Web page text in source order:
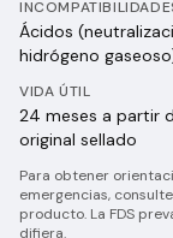
Ácidos
hidrógeno
VIDA ÚTIL
24 meses a partir
original sellado
Para obtener
emergencias,
producto. La FDS
difiera.